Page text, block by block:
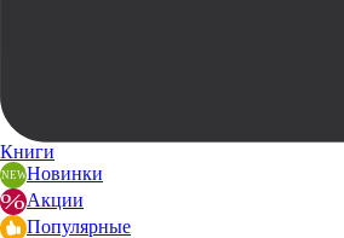
Книги
Новинки
Акции
Популярные